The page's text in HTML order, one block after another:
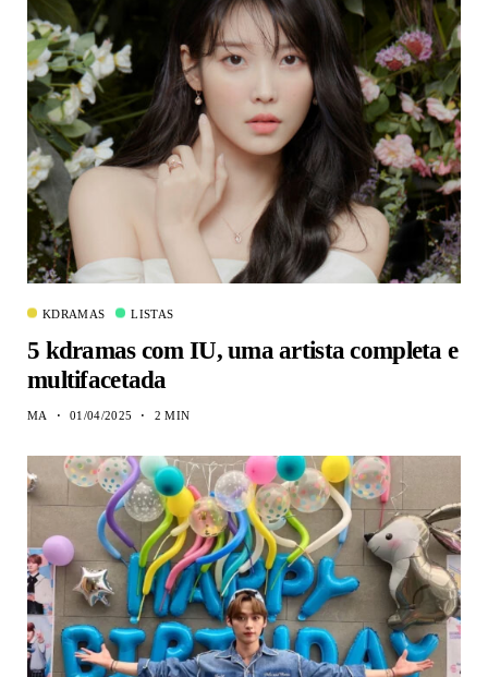
KDRAMAS LISTAS
5 kdramas com IU, uma artista completa e
multifacetada
MA 01/04/2025 2 MIN